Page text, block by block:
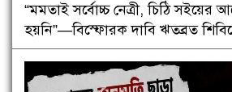
“মমতাই সর্বোচ্চ নেত্রী, চিঠি সইয়ের
হয়নি”—বিস্ফোরক দাবি ঋতব্রত